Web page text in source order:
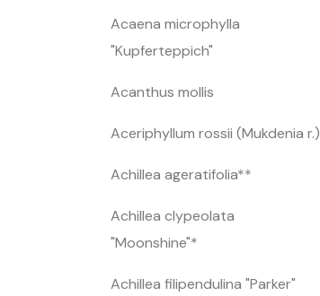
Acaena microphylla
"Kupferteppich"
Acanthus mollis
Aceriphyllum rossii (Mukdenia r.)
Achillea ageratifolia**
Achillea clypeolata
"Moonshine"*
Achillea filipendulina "Parker"